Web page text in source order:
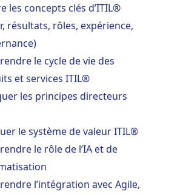
les concepts clés d’ITIL®
résultats, rôles, expérience,
le cycle de vie des
et services ITIL®
les principes directeurs
le système de valeur ITIL®
le rôle de l’IA et de
l’intégration avec Agile,